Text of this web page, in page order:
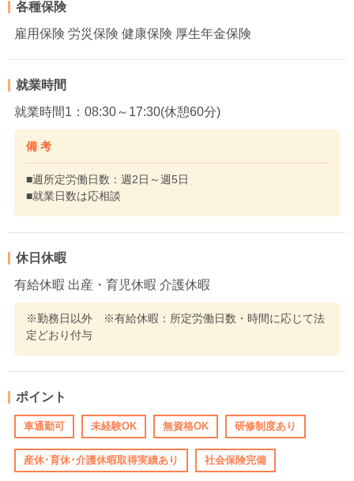
各種保険
雇用保険 労災保険 健康保険 厚生年金保険
就業時間
就業時間1：08:30～17:30(休憩60分)
備 考
■週所定労働日数：週2日～週5日
■就業日数は応相談
休日休暇
有給休暇 出産・育児休暇 介護休暇
※勤務日以外 ※有給休暇：所定労働日数・時間に応じて法
定どおり付与
ポイント
車通勤可 未経験OK 無資格OK 研修制度あり
産休･育休･介護休暇取得実績あり 社会保険完備